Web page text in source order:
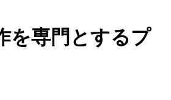
を専門とするプ